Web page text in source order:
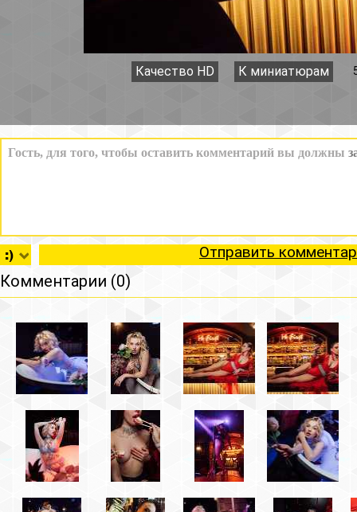
Качество HD К миниатюрам
Отправить
Комментарии (0)